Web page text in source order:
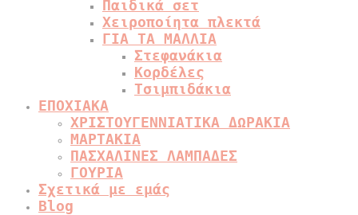
Παιδικά σετ
Χειροποίητα πλεκτά
ΓΙΑ ΤΑ ΜΑΛΛΙΑ
Στεφανάκια
Κορδέλες
Τσιμπιδάκια
ΕΠΟΧΙΑΚΑ
ΧΡΙΣΤΟΥΓΕΝΝΙΑΤΙΚΑ ΔΩΡΑΚΙΑ
ΜΑΡΤΑΚΙΑ
ΠΑΣΧΑΛΙΝΕΣ ΛΑΜΠΑΔΕΣ
ΓΟΥΡΙΑ
Σχετικά με εμάς
Blog